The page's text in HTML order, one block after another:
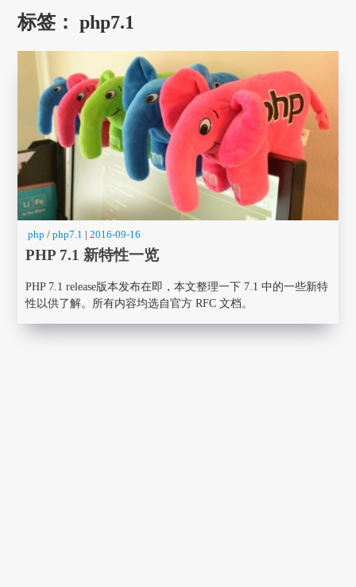
标签：php7.1
php / php7.1 |2016-09-16
PHP 7.1 新特性一览
PHP 7.1 release版本发布在即，本文整理一下 7.1 中的一些新特
性以供了解。所有内容均选自官方 RFC 文档。